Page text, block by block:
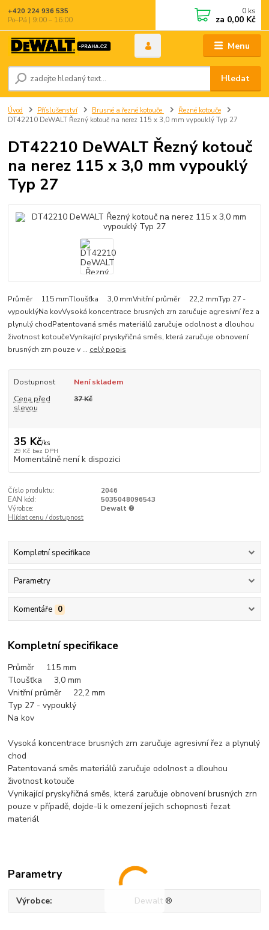
Menu
Hledat
+420 224 936 535
Po–Pá | 9:00 – 16:00
0 ks
za 0,00 Kč
Úvod Příslušenství Brusné a řezné kotouče
Řezné kotouče
DT42210 DeWALT Řezný kotouč na nerez 115 x 3,0 mm vypouklý Typ 27
DT42210 DeWALT Řezný kotouč
na nerez 115 x 3,0 mm vypouklý
Typ 27
Průměr 115 mmTloušťka 3,0 mmVnitřní průměr 22,2 mmTyp 27 -
vypouklýNa kovVysoká koncentrace brusných zrn zaručuje agresivní řez a
plynulý chodPatentovaná směs materiálů zaručuje odolnost a dlouhou
životnost kotoučeVynikající pryskyřičná směs, která zaručuje obnovení
brusných zrn pouze v ... celý popis
Dostupnost
Není skladem
Cena před
slevou
37 Kč
35 Kč/ks
29 Kč bez DPH
Momentálně není k dispozici
Číslo produktu:
2046
EAN kód:
5035048096543
Výrobce:
Dewalt ®
Hlídat cenu / dostupnost
Kompletní specifikace
Parametry
Komentáře 0
Kompletní specifikace
Průměr 115 mm
Tloušťka 3,0 mm
Vnitřní průměr 22,2 mm
Typ 27 - vypouklý
Na kov
Vysoká koncentrace brusných zrn zaručuje agresivní řez a plynulý
chod
Patentovaná směs materiálů zaručuje odolnost a dlouhou
životnost kotouče
Vynikající pryskyřičná směs, která zaručuje obnovení brusných zrn
pouze v případě, dojde-li k omezení jejich schopnosti řezat
materiál
Parametry
Výrobce Dewalt ®